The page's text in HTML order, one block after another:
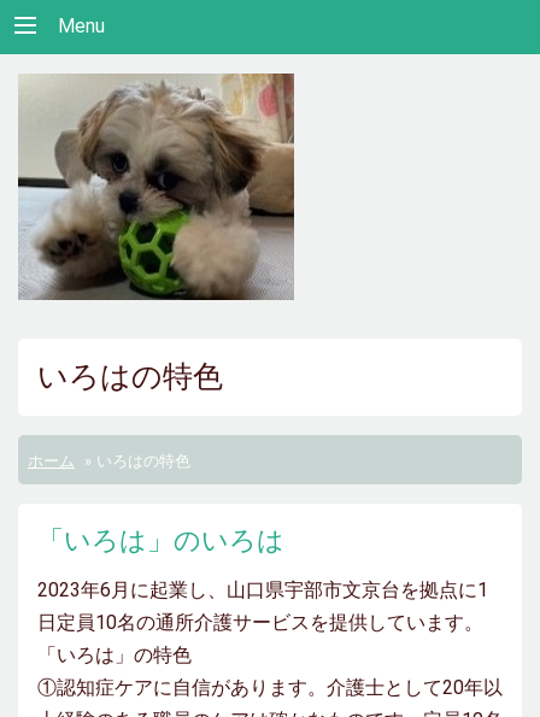
Menu
いろはの特色
ホーム » いろはの特色
「いろは」のいろは
2023年6月に起業し、山口県宇部市文京台を拠点に1
日定員10名の通所介護サービスを提供しています。
「いろは」の特色
①認知症ケアに自信があります。介護士として20年以